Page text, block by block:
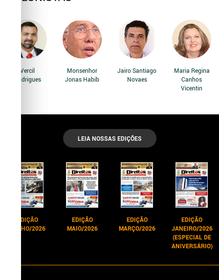
Vercil
Rodrigues
Monsenhor
Jonas Habib
Jairo Santiago
Novaes
Maria Regina
Canhos
Vicentin
LEIA NOSSAS EDIÇÕES
EDIÇÃO
JUNHO/2026
EDIÇÃO
MAIO/2026
EDIÇÃO
MARÇO/2026
EDIÇÃO
JANEIRO/2026
(ESPECIAL DE
ANIVERSÁRIO)